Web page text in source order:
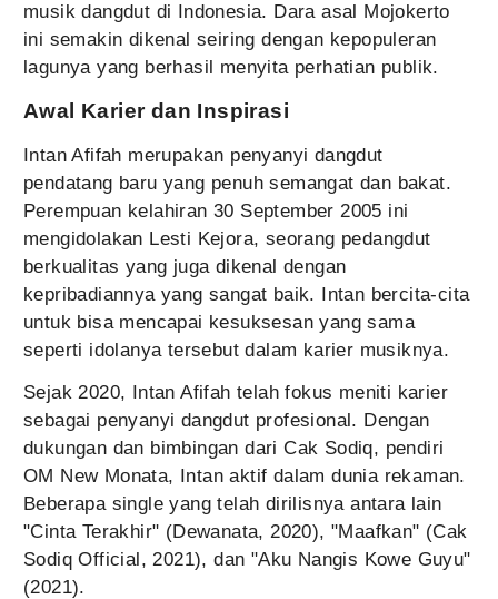
musik dangdut di Indonesia. Dara asal Mojokerto
ini semakin dikenal seiring dengan kepopuleran
lagunya yang berhasil menyita perhatian publik.
Awal Karier dan Inspirasi
Intan Afifah merupakan penyanyi dangdut
pendatang baru yang penuh semangat dan bakat.
Perempuan kelahiran 30 September 2005 ini
mengidolakan Lesti Kejora, seorang pedangdut
berkualitas yang juga dikenal dengan
kepribadiannya yang sangat baik. Intan bercita-cita
untuk bisa mencapai kesuksesan yang sama
seperti idolanya tersebut dalam karier musiknya.
Sejak 2020, Intan Afifah telah fokus meniti karier
sebagai penyanyi dangdut profesional. Dengan
dukungan dan bimbingan dari Cak Sodiq, pendiri
OM New Monata, Intan aktif dalam dunia rekaman.
Beberapa single yang telah dirilisnya antara lain
"Cinta Terakhir" (Dewanata, 2020), "Maafkan" (Cak
Sodiq Official, 2021), dan "Aku Nangis Kowe Guyu"
(2021).